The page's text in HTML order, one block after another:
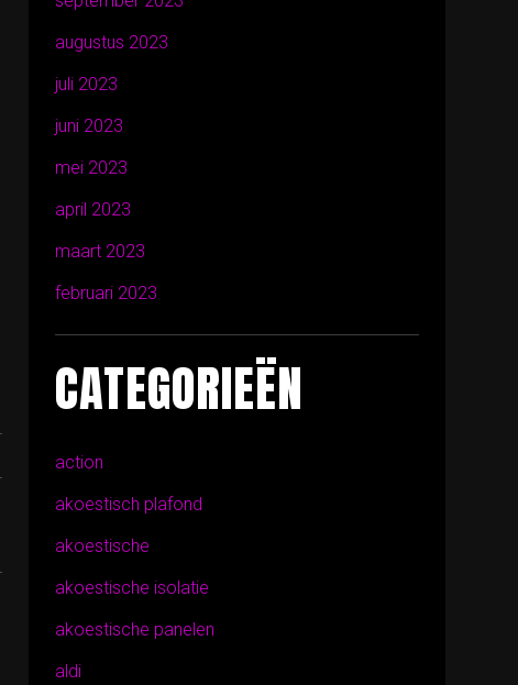
augustus 2023
juli 2023
juni 2023
mei 2023
april 2023
maart 2023
februari 2023
CATEGORIEËN
action
akoestisch plafond
akoestische
akoestische isolatie
akoestische panelen
aldi